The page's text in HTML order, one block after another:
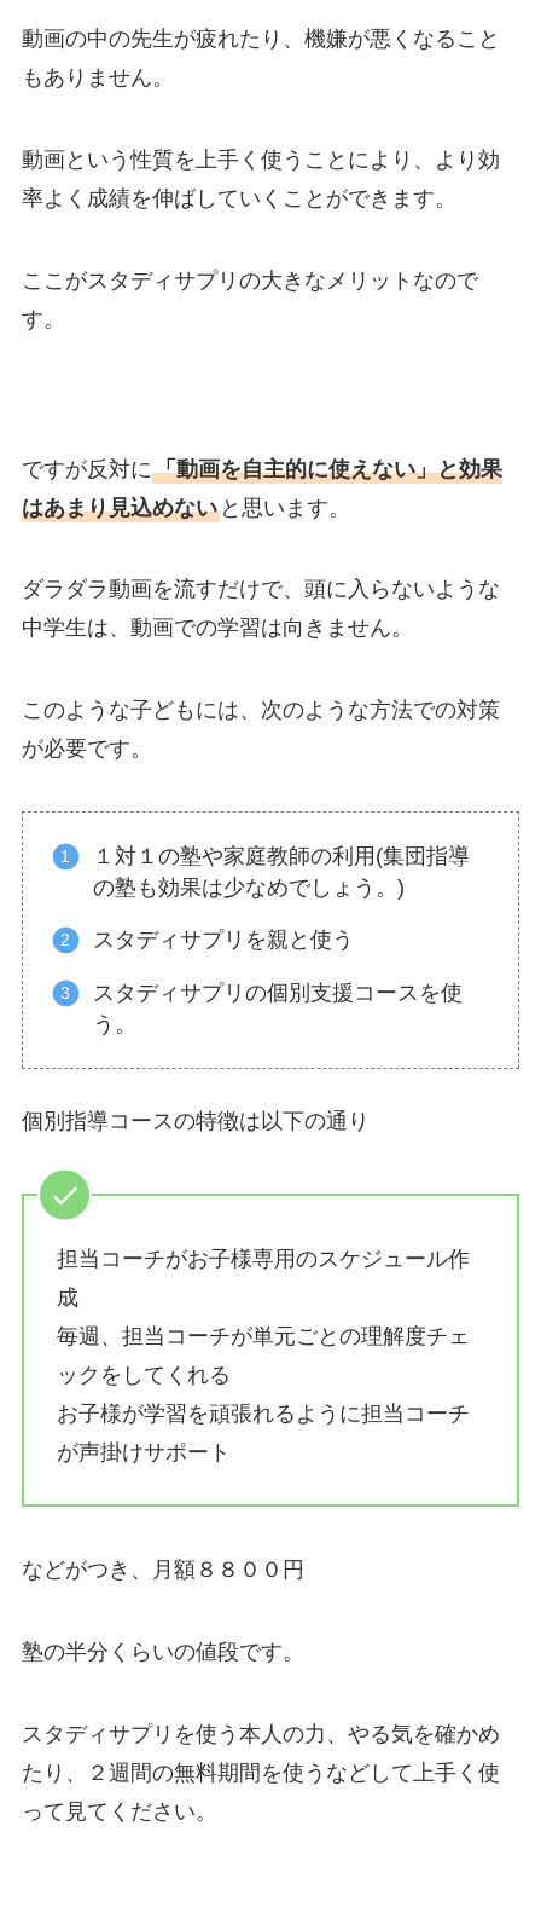
動画の中の先生が疲れたり、機嫌が悪くなること
もありません。
動画という性質を上手く使うことにより、より効
率よく成績を伸ばしていくことができます。
ここがスタディサプリの大きなメリットなので
す。
ですが反対に「動画を自主的に使えない」と効果
はあまり見込めないと思います。
ダラダラ動画を流すだけで、頭に入らないような
中学生は、動画での学習は向きません。
このような子どもには、次のような方法での対策
が必要です。
１対１の塾や家庭教師の利用(集団指導
の塾も効果は少なめでしょう。)
スタディサプリを親と使う
スタディサプリの個別支援コースを使
う。
個別指導コースの特徴は以下の通り
担当コーチがお子様専用のスケジュール作
成
毎週、担当コーチが単元ごとの理解度チェ
ックをしてくれる
お子様が学習を頑張れるように担当コーチ
が声掛けサポート
などがつき、月額８８００円
塾の半分くらいの値段です。
スタディサプリを使う本人の力、やる気を確かめ
たり、２週間の無料期間を使うなどして上手く使
って見てください。